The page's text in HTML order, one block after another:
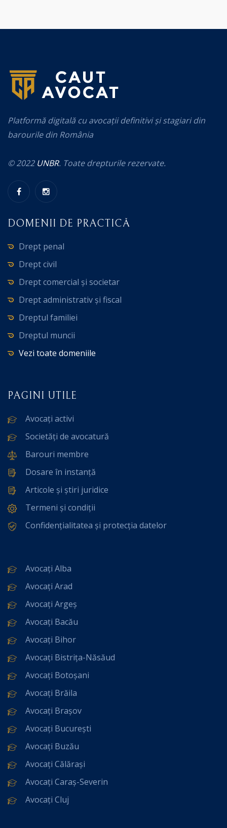
Platformă digitală cu avocații definitivi și stagiari din
barourile din România
© 2022 UNBR. Toate drepturile rezervate.
DOMENII DE PRACTICĂ
Drept penal
Drept civil
Drept comercial și societar
Drept administrativ și fiscal
Dreptul familiei
Dreptul muncii
Vezi toate domeniile
PAGINI UTILE
Avocați activi
Societăți de avocatură
Barouri membre
Dosare în instanță
Articole și știri juridice
Termeni și condiții
Confidențialitatea și protecția datelor
Avocați Alba
Avocați Arad
Avocați Argeș
Avocați Bacău
Avocați Bihor
Avocați Bistrița-Năsăud
Avocați Botoșani
Avocați Brăila
Avocați Brașov
Avocați București
Avocați Buzău
Avocați Călărași
Avocați Caraș-Severin
Avocați Cluj